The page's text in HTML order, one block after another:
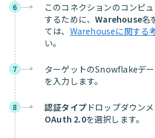
6
このコネクションのコンピ
するために、Warehouse名
ては、 Warehouseに関する
い。
7 ターゲットのSnowflakeデ
を入力します。
8 認証タイプ ドロップダウン
OAuth 2.0を選択します。